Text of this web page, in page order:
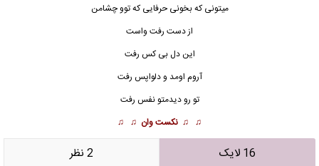
میتونی که بخونی حرفایی که توو چشامن
از دست رفت واست
این دل بی کس رفت
آروم اومد و دلواپس رفت
تو رو دیدمتو نفس رفت
♫ ♫ نکست وان ♫ ♫
16 لایک 2 نظر